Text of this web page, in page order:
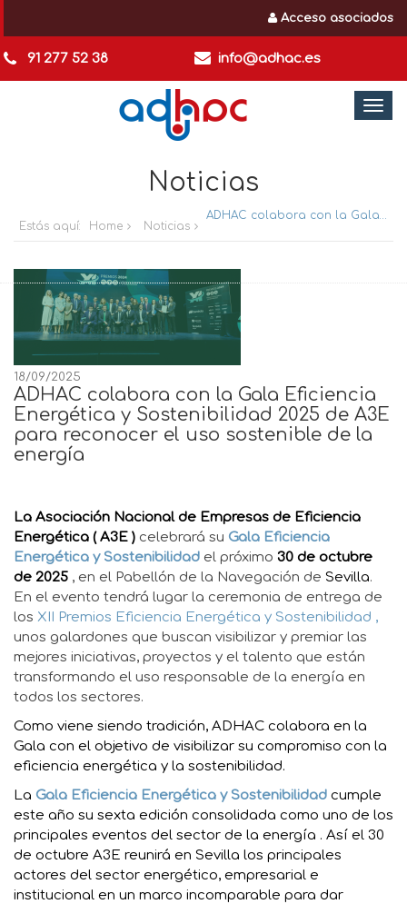
Acceso asociados
91 277 52 38 info@adhac.es
Noticias
Estás aquí: Home Noticias
18/09/2025
ADHAC colabora con la Gala Eficiencia
Energética y Sostenibilidad 2025 de A3E
para reconocer el uso sostenible de la
energía
La Asociación Nacional de Empresas de Eficiencia
Energética ( A3E ) celebrará su Gala Eficiencia
Energética y Sostenibilidad el próximo 30 de octubre
de 2025 , en el Pabellón de la Navegación de Sevilla.
En el evento tendrá lugar la ceremonia de entrega de
los XII Premios Eficiencia Energética y Sostenibilidad ,
unos galardones que buscan visibilizar y premiar las
mejores iniciativas, proyectos y el talento que están
transformando el uso responsable de la energía en
todos los sectores.
Como viene siendo tradición, ADHAC colabora en la
Gala con el objetivo de visibilizar su compromiso con la
eficiencia energética y la sostenibilidad.
La Gala Eficiencia Energética y Sostenibilidad cumple
este año su sexta edición consolidada como uno de los
principales eventos del sector de la energía . Así el 30
de octubre A3E reunirá en Sevilla los principales
actores del sector energético, empresarial e
institucional en un marco incomparable para dar